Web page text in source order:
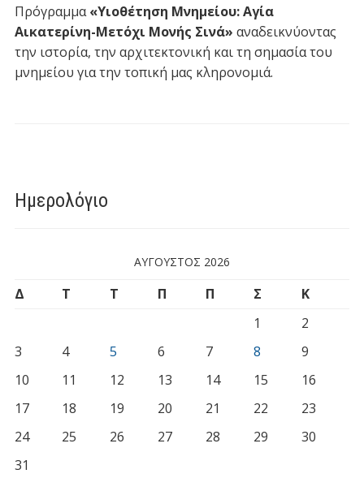
Ημερολόγιο
ΑΎΓΟΥΣΤΟΣ 2026
Δ Τ Τ Π Π Σ
Κ
1
2
3
4 5 6 7 8
9
10
11 12 13 14 15
16
17
18 19 20 21 22
23
24
25 26 27 28 29
30
31
Πρόγραμμα«Υιοθέτηση Μνημείου: Αγία
Αικατερίνη-Μετόχι Μονής Σινά» αναδεικνύοντας
την ιστορία, την αρχιτεκτονική και τη σημασία του
μνημείου για την τοπική μας κληρονομιά.